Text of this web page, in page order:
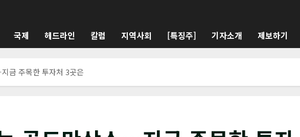
국제 헤드라인 칼럼 지역사회 [특징주] 기자소개 제보하기
금 주목한 투자처 3곳은